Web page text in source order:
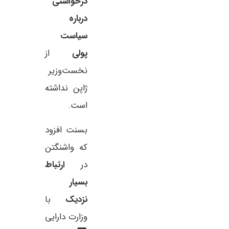
درباره
سیاست
پولی از
نخست‌وزیر
ژاپن نداشته
است.
بسنت افزود
که واشنگتن
در ارتباط
بسیار
نزدیک با
وزارت دارایی